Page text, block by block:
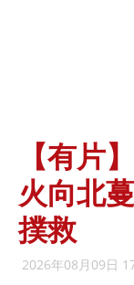
【有片
火向北
撲救
2026年08月09日